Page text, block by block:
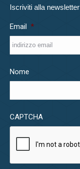
Iscriviti alla newsletter
Email *
Nome
CAPTCHA